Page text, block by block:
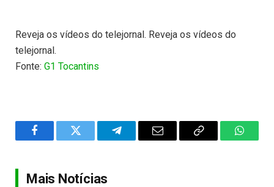
Reveja os vídeos do telejornal. Reveja os vídeos do
telejornal.
Fonte: G1 Tocantins
FacebookTwitter TelegramEmail
Copy
Mais Notícias